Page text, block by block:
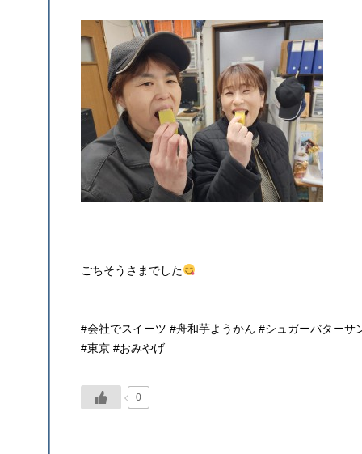
ごちそうさまでした
#会社でスイーツ #舟和芋ようかん #シュガーバターサ
#東京 #おみやげ
0